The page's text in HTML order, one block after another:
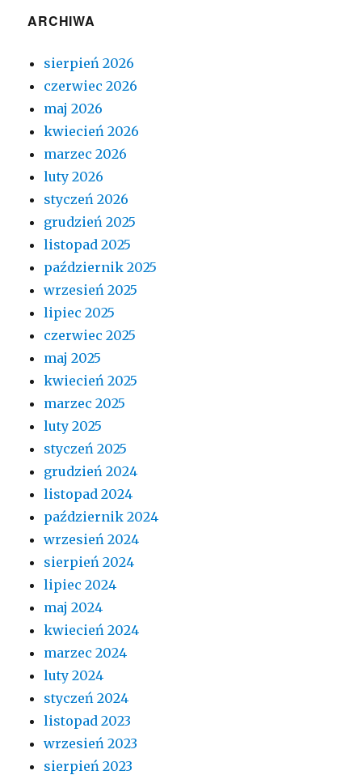
ARCHIWA
sierpień 2026
czerwiec 2026
maj 2026
kwiecień 2026
marzec 2026
luty 2026
styczeń 2026
grudzień 2025
listopad 2025
październik 2025
wrzesień 2025
lipiec 2025
czerwiec 2025
maj 2025
kwiecień 2025
marzec 2025
luty 2025
styczeń 2025
grudzień 2024
listopad 2024
październik 2024
wrzesień 2024
sierpień 2024
lipiec 2024
maj 2024
kwiecień 2024
marzec 2024
luty 2024
styczeń 2024
listopad 2023
wrzesień 2023
sierpień 2023